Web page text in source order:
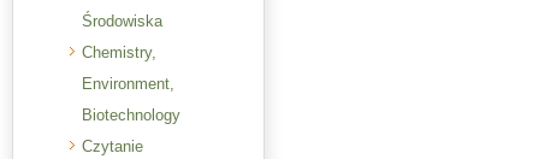
Środowiska
Chemistry,
Environment,
Biotechnology
Czytanie